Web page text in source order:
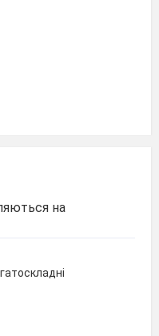
на